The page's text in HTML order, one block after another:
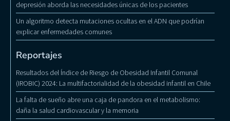
depresión aborda las necesidades únicas de los pacientes
Un algoritmo detecta mutaciones ocultas en el ADN que podrían
explicar enfermedades comunes
Reportajes
Resultados del Índice de Riesgo de Obesidad Infantil Comunal
(IROBIC) 2024: La multifactorialidad de la obesidad infantil en Chile
La falta de sueño abre una caja de pandora en el metabolismo:
daña la salud cardiovascular y la memoria